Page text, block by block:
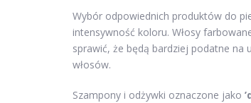
Wybór odpowiednich produktów do
intensywność koloru. Włosy
sprawić, że będą bardziej podatne
włosów.
Szampony i odżywki oznaczone jako